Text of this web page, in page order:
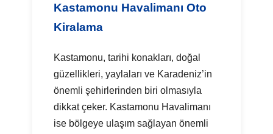
Kastamonu Havalimanı Oto
Kiralama
Kastamonu, tarihi konakları, doğal
güzellikleri, yaylaları ve Karadeniz’in
önemli şehirlerinden biri olmasıyla
dikkat çeker. Kastamonu Havalimanı
ise bölgeye ulaşım sağlayan önemli